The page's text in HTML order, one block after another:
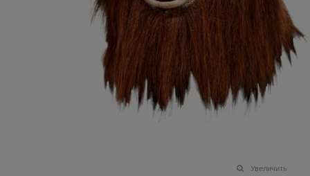
Увеличить